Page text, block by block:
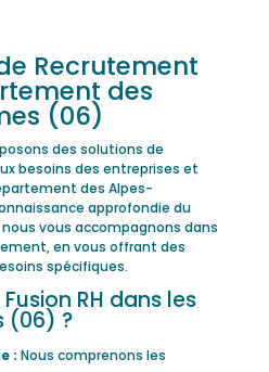
Recrutement
des
(06)
des solutions de
besoins des entreprises et
des Alpes-
approfondie du
vous accompagnons dans
en vous offrant des
spécifiques.
RH dans les
(06) ?
: Nous comprenons les